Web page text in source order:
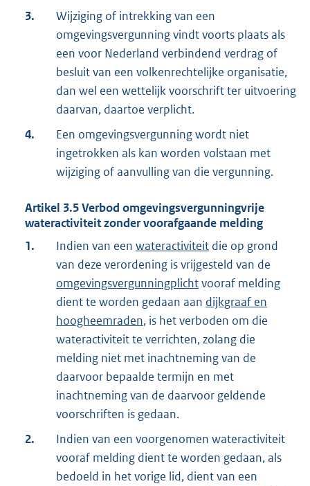
3.
Wijziging of intrekking van een
omgevingsvergunning vindt voorts plaats als
een voor Nederland verbindend verdrag of
besluit van een volkenrechtelijke organisatie,
dan wel een wettelijk voorschrift ter uitvoering
daarvan, daartoe verplicht.
4.
Een omgevingsvergunning wordt niet
ingetrokken als kan worden volstaan met
wijziging of aanvulling van die vergunning.
Artikel 3.5Verbod omgevingsvergunningvrije
wateractiviteit zonder voorafgaande melding
1.
Indien van een wateractiviteit die op grond
van deze verordening is vrijgesteld van de
omgevingsvergunningplichtvooraf melding
dient te worden gedaan aan dijkgraaf en
hoogheemraden, is het verboden om die
wateractiviteit te verrichten, zolang die
melding niet met inachtneming van de
daarvoor bepaalde termijn en met
inachtneming van de daarvoor geldende
voorschriften is gedaan.
2.
Indien van een voorgenomen wateractiviteit
vooraf melding dient te worden gedaan, als
bedoeld in het vorige lid, dient van een